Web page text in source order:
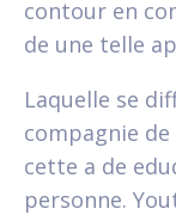
contour en
de une telle
Laquelle se
compagnie
cette a de
personne.